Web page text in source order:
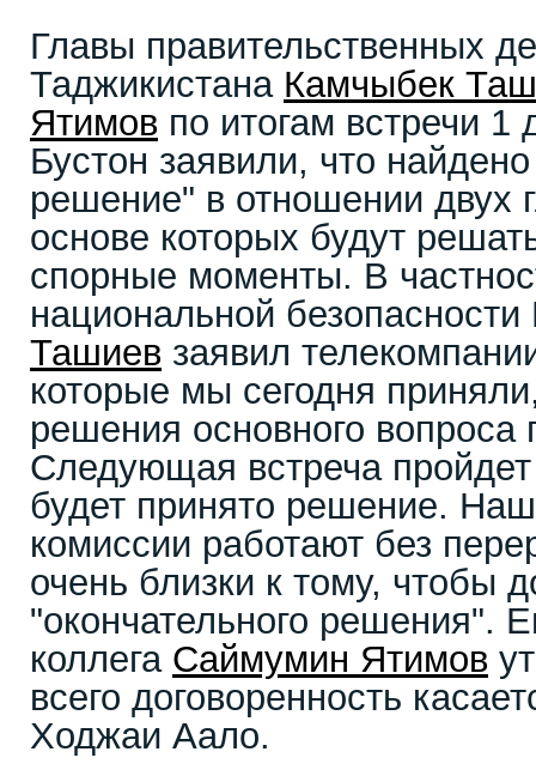
Главы правительственных
Таджикистана Камчыбек
Ятимов по итогам встречи 1
Бустон заявили, что
решение" в отношении двух
основе которых будут
спорные моменты. В
национальной безопасности
Ташиев заявил
которые мы сегодня
решения основного вопроса
Следующая встреча пройдет
будет принято решение.
комиссии работают без
очень близки к тому, чтобы
"окончательного решения".
коллега Саймумин Ятимов
всего договоренность
Ходжаи Аало.